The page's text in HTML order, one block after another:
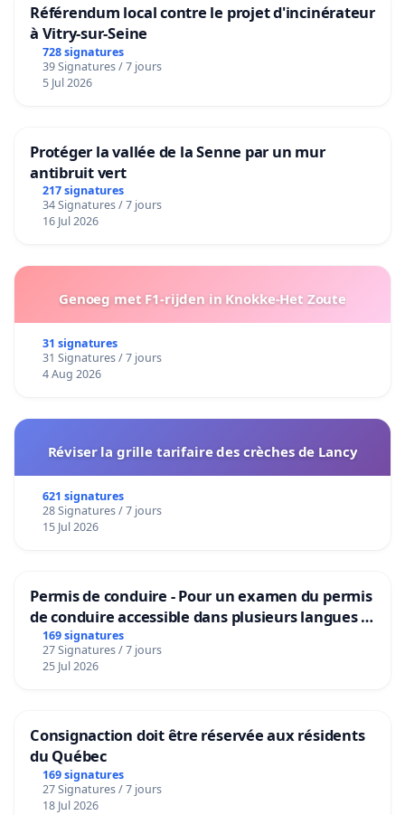
Référendum local contre le projet d'incinérateur
à Vitry-sur-Seine
728 signatures
39 Signatures / 7 jours
5 Jul 2026
Protéger la vallée de la Senne par un mur
antibruit vert
217 signatures
34 Signatures / 7 jours
16 Jul 2026
Genoeg met F1-rijden in Knokke-Het Zoute
31 signatures
31 Signatures / 7 jours
4 Aug 2026
Réviser la grille tarifaire des crèches de Lancy
621 signatures
28 Signatures / 7 jours
15 Jul 2026
Permis de conduire - Pour un examen du permis
de conduire accessible dans plusieurs langues à
Bruxelles
169 signatures
27 Signatures / 7 jours
25 Jul 2026
Consignaction doit être réservée aux résidents
du Québec
169 signatures
27 Signatures / 7 jours
18 Jul 2026